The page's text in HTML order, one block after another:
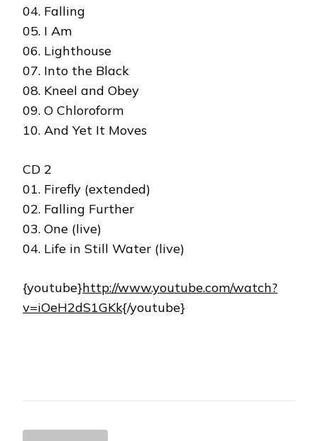
04. Falling
05. I Am
06. Lighthouse
07. Into the Black
08. Kneel and Obey
09. O Chloroform
10. And Yet It Moves
CD 2
01. Firefly (extended)
02. Falling Further
03. One (live)
04. Life in Still Water (live)
{youtube}http://www.youtube.com/watch?
v=iOeH2dS1GKk{/youtube}